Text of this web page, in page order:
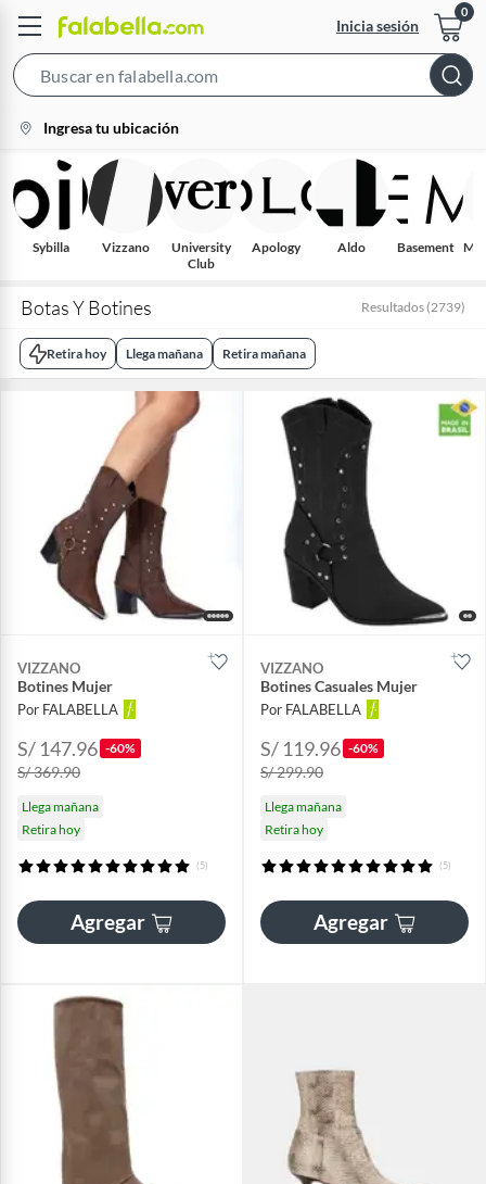
Inicia sesión
Bar
location-
icon
Ingresa tu ubicación
Sybilla Vizzano
University
Club
Apology Aldo Basement
Botas Y Botines Resultados (2739)
Retira hoy Llega mañana Retira mañana
VIZZANO
Botines Mujer
Por FALABELLA
S/ 147.96 -60%
S/ 369.90
Llega mañana
Retira hoy
(5)
Agregar
VIZZANO
Botines Casuales Mujer
Por FALABELLA
S/ 119.96 -60%
S/ 299.90
Llega mañana
Retira hoy
(5)
Agregar